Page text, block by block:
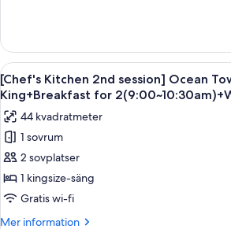
8-
12)
20
CO
8-
12)
Tower
Accessible
King
Öppna
alla
foton
för
[Chef's
Kitchen
2nd
session]
Ocean
Ett
5
[Chef's Kitchen 2nd session] Ocean
King+Breakfast for
44 kvadratmeter
1 sovrum
2 sovplatser
1 kingsize-säng
Gratis wi-fi
Mer information
Mer